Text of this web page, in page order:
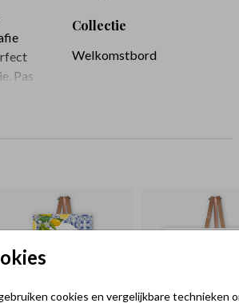
cookies en vergelijkbare technieken
Pas
Collectie
Welkomstbord